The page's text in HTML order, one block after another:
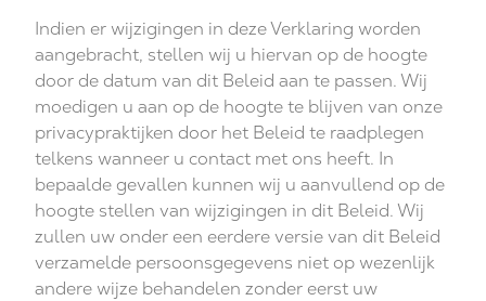
Indien er wijzigingen in deze Verklaring worden
aangebracht, stellen wij u hiervan op de hoogte
door de datum van dit Beleid aan te passen. Wij
moedigen u aan op de hoogte te blijven van onze
privacypraktijken door het Beleid te raadplegen
telkens wanneer u contact met ons heeft. In
bepaalde gevallen kunnen wij u aanvullend op de
hoogte stellen van wijzigingen in dit Beleid. Wij
zullen uw onder een eerdere versie van dit Beleid
verzamelde persoonsgegevens niet op wezenlijk
andere wijze behandelen zonder eerst uw